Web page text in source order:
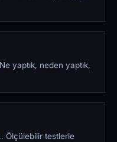
yaptık, neden yaptık,
Ölçülebilir testlerle